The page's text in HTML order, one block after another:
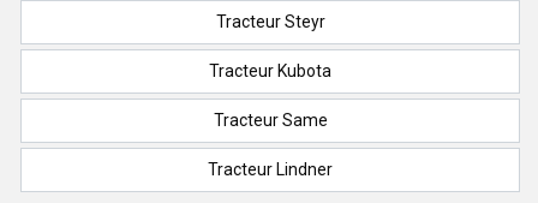
Tracteur Steyr
Tracteur Kubota
Tracteur Same
Tracteur Lindner